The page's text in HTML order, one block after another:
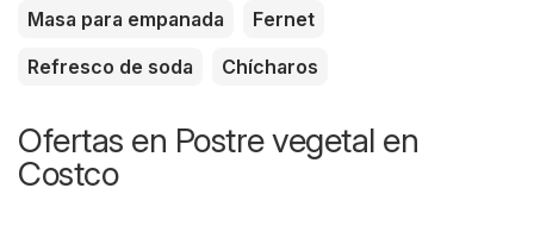
Masa para empanada
Fernet
Refresco de soda
Chícharos
Ofertas en Postre vegetal en
Costco